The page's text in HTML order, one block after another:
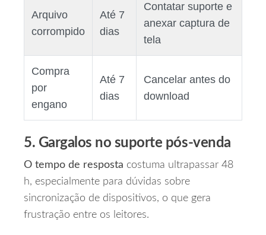
Arquivo
corrompido
Até 7
dias
Contatar suporte e
anexar captura de
tela
Compra
por
engano
Até 7
dias
Cancelar antes do
download
5. Gargalos no suporte pós‑venda
O tempo de resposta costuma ultrapassar 48
h, especialmente para dúvidas sobre
sincronização de dispositivos, o que gera
frustração entre os leitores.